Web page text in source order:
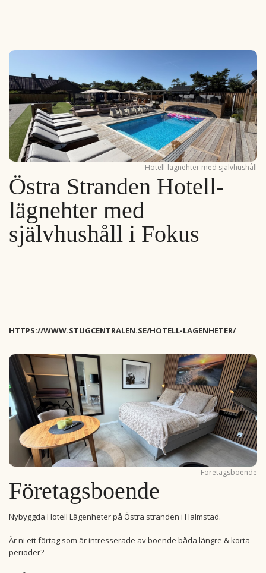
Hotell-lägnehter med självhushåll
Östra Stranden Hotell-
lägnehter med
självhushåll i Fokus
HTTPS://WWW.STUGCENTRALEN.SE/HOTELL-LAGENHETER/
Företagsboende
Företagsboende
Nybyggda Hotell Lägenheter på Östra stranden i Halmstad.
Är ni ett förtag som är intresserade av boende båda längre & korta
perioder?